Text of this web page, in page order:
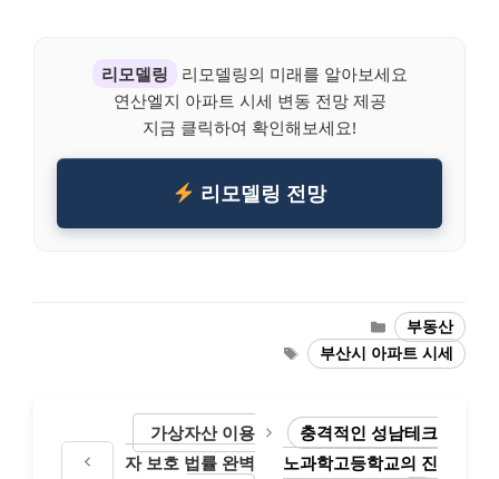
리모델링
리모델링의 미래를 알아보세요
연산엘지 아파트 시세 변동 전망 제공
지금 클릭하여 확인해보세요!
리모델링 전망
Categories
부동산
Tags부산시 아파트 시세
가상자산 이용
자 보호 법률 완벽
충격적인 성남테크
노과학고등학교의 진